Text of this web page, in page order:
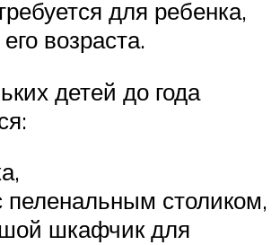
для ребенка,
возраста.
детей до года
пеленальным столиком,
шкафчик для